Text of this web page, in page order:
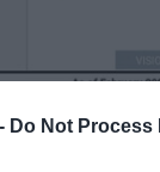
Do Not